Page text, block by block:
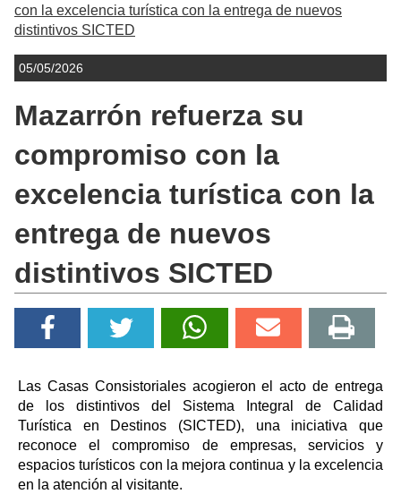
con la excelencia turística con la entrega de nuevos
distintivos SICTED
05/05/2026
Mazarrón refuerza su
compromiso con la
excelencia turística con la
entrega de nuevos
distintivos SICTED
Las Casas Consistoriales acogieron el acto de entrega
de los distintivos del Sistema Integral de Calidad
Turística en Destinos (SICTED), una iniciativa que
reconoce el compromiso de empresas, servicios y
espacios turísticos con la mejora continua y la excelencia
en la atención al visitante.